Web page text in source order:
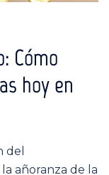
Cómo
hoy en
del
añoranza de la